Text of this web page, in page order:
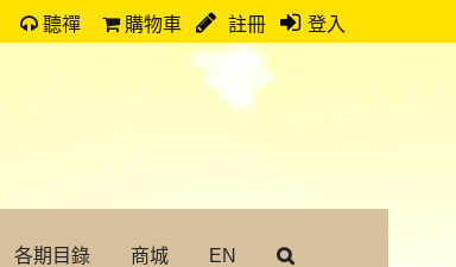
聽禪 購物車 註冊 登入
各期目錄 商城 EN